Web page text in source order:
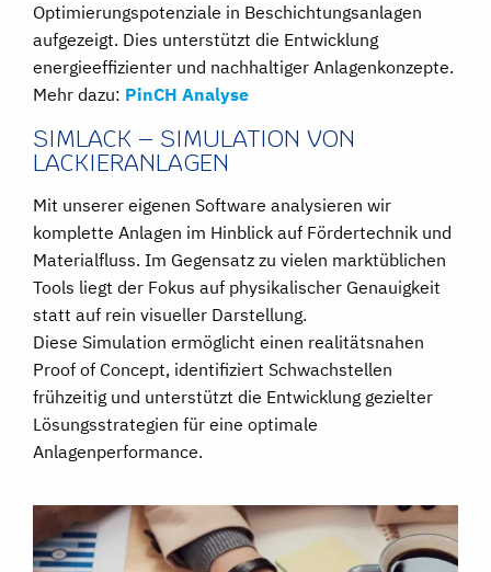
Optimierungspotenziale in Beschichtungsanlagen
aufgezeigt. Dies unterstützt die Entwicklung
energieeffizienter und nachhaltiger Anlagenkonzepte.
Mehr dazu: PinCH Analyse
SIMLACK – SIMULATION VON
LACKIERANLAGEN
Mit unserer eigenen Software analysieren wir
komplette Anlagen im Hinblick auf Fördertechnik und
Materialfluss. Im Gegensatz zu vielen marktüblichen
Tools liegt der Fokus auf physikalischer Genauigkeit
statt auf rein visueller Darstellung.
Diese Simulation ermöglicht einen realitätsnahen
Proof of Concept, identifiziert Schwachstellen
frühzeitig und unterstützt die Entwicklung gezielter
Lösungsstrategien für eine optimale
Anlagenperformance.